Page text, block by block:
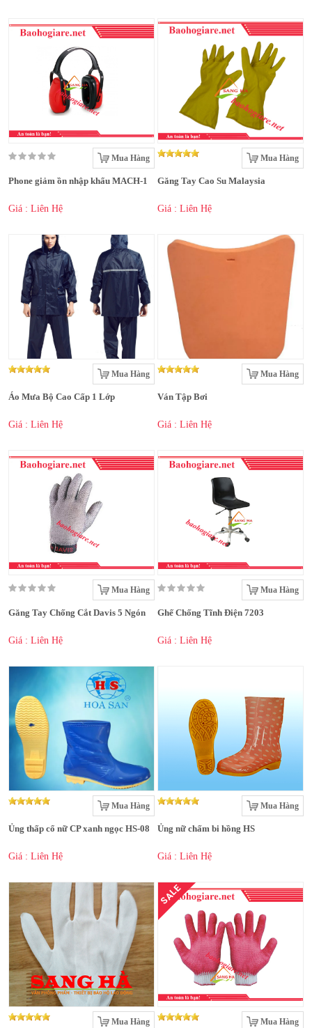
Mua Hàng
Phone giảm ồn nhập khẩu MACH-1
Giá : Liên Hệ
Mua Hàng
Găng Tay Cao Su Malaysia
Giá : Liên Hệ
Mua Hàng
Áo Mưa Bộ Cao Cấp 1 Lớp
Giá : Liên Hệ
Mua Hàng
Ván Tập Bơi
Giá : Liên Hệ
Mua Hàng
Găng Tay Chống Cắt Davis 5 Ngón
Giá : Liên Hệ
Mua Hàng
Ghế Chống Tĩnh Điện 7203
Giá : Liên Hệ
Mua Hàng
Ủng thấp cổ nữ CP xanh ngọc HS-08
Giá : Liên Hệ
Mua Hàng
Ủng nữ chấm bi hồng HS
Giá : Liên Hệ
Mua Hàng
SALE
Mua Hàng